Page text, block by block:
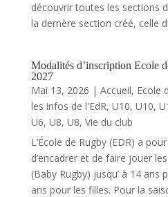
découvrir toutes les sections
la dernère section créé, celle
Modalités d’inscription Ecole
2027
Mai 13, 2026 | Accueil, Ecole
les infos de l'EdR, U10, U10,
U6, U8, U8, Vie du club
L’École de Rugby (EDR) a
d’encadrer et de faire jouer
(Baby Rugby) jusqu’ à 14 ans
ans pour les filles. Pour la